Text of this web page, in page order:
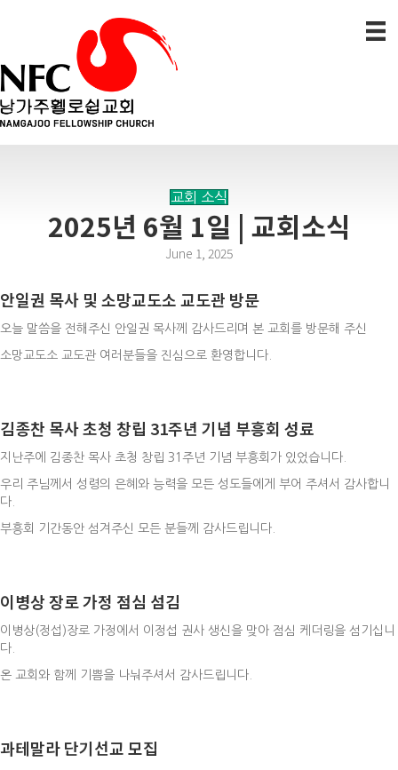
교회 소식
2025년 6월 1일 | 교회소식
June 1, 2025
안일권 목사 및 소망교도소 교도관 방문
오늘 말씀을 전해주신 안일권 목사께 감사드리며 본 교회를 방문해 주신
소망교도소 교도관 여러분들을 진심으로 환영합니다.
김종찬 목사 초청 창립 31주년 기념 부흥회 성료
지난주에 김종찬 목사 초청 창립 31주년 기념 부흥회가 있었습니다.
우리 주님께서 성령의 은혜와 능력을 모든 성도들에게 부어 주셔서 감사합니
다.
부흥회 기간동안 섬겨주신 모든 분들께 감사드립니다.
이병상 장로 가정 점심 섬김
이병상(정섭)장로 가정에서 이정섭 권사 생신을 맞아 점심 케더링을 섬기십니
다.
온 교회와 함께 기쁨을 나눠주셔서 감사드립니다.
과테말라 단기선교 모집